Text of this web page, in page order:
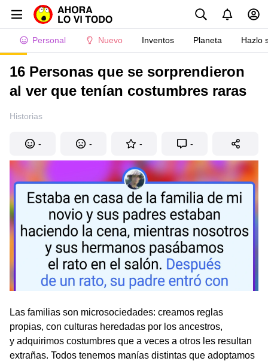
Personal Nuevo Inventos Planeta Hazlo
16 Personas que se sorprendieron
al ver que tenían costumbres raras
Historias
- - - -
Las familias son microsociedades: creamos reglas
propias, con culturas heredadas por los ancestros,
y adquirimos costumbres que a veces a otros les resultan
extrañas. Todos tenemos manías distintas que adoptamos